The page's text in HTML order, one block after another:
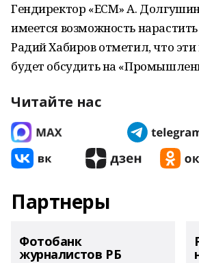
Гендиректор «ЕСМ» А. Долгушин
имеется возможность
Радий Хабиров отметил, что
будет обсудить на
Читайте нас
Партнеры
Фотобанк
журналистов РБ